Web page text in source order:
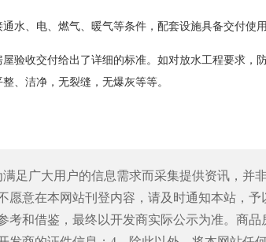
、电、燃气、暖气等条件，配套设施具备交付使用
收交付给出了详细的标准。如对放水工程要求，
、洁净，无裂缝，无爆灰等等。
足广大用户的信息需求而采集提供资讯，并
愿意在本网站刊登内容，请及时通知本站，
考和借鉴，最终以开发商实际公示为准。商